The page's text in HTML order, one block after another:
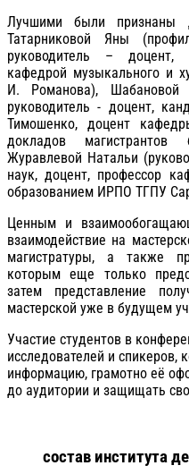
Лучшими были признаны
Татарниковой Яны
руководитель – доцент,
кафедрой музыкального и
И. Романова), Шабановой
руководитель - доцент,
Тимошенко, доцент
докладов
Журавлевой Натальи
наук, доцент, профессор
образованием ИРПО ТГПУ
Ценным и
взаимодействие на
магистратуры, а также
которым еще только
затем представление
мастерской уже в будущем
Участие студентов в
исследователей и спикеров,
информацию, грамотно её
до аудитории и защищать
состав института